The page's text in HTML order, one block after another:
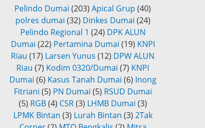
Pelindo Dumai (203) Apical Grup (40)
polres dumai (32) Dinkes Dumai (24)
Pelindo Regional 1 (24) DPK ALUN
Dumai (22) Pertamina Dumai (19) KNPI
Riau (17) Larsen Yunus (12) DPW ALUN
Riau (7) Kodim 0320/Dumai (7) KNPI
Dumai (6) Kasus Tanah Dumai (6) Inong
Fitriani (5) PN Dumai (5) RSUD Dumai
(5) RGB (4) CSR (3) LHMB Dumai (3)
LPMK Bintan (3) Lurah Bintan (3) 2Tak